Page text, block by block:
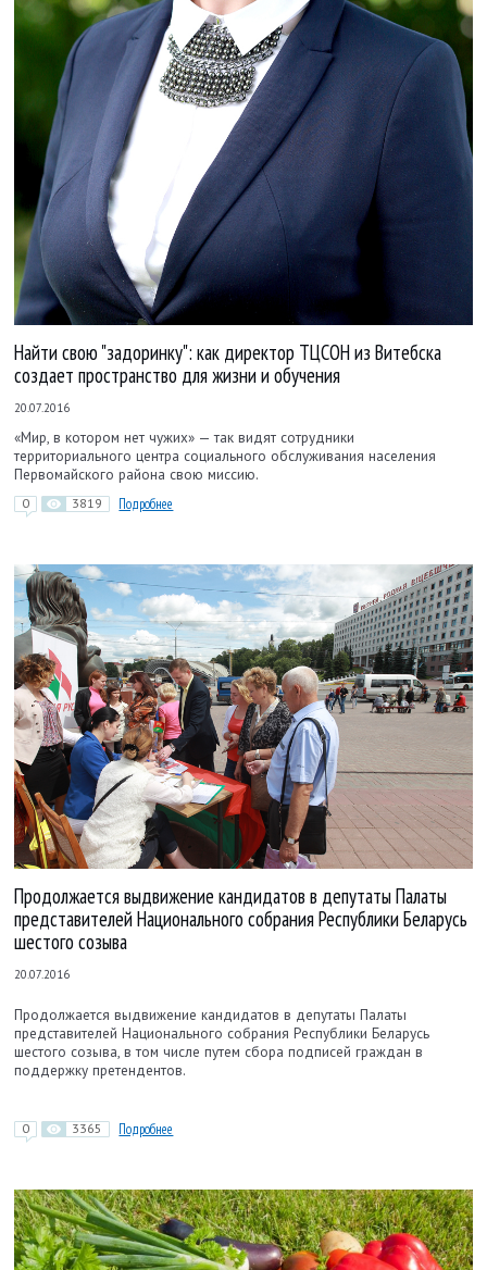
Найти свою "задоринку": как директор ТЦСОН из Витебска
создает пространство для жизни и обучения
20.07.2016
«Мир, в котором нет чужих» — так видят сотрудники
территориального центра социального обслуживания населения
Первомайского района свою миссию.
0 3819 Подробнее
Продолжается выдвижение кандидатов в депутаты Палаты
представителей Национального собрания Республики Беларусь
шестого созыва
20.07.2016
Продолжается выдвижение кандидатов в депутаты Палаты
представителей Национального собрания Республики Беларусь
шестого созыва, в том числе путем сбора подписей граждан в
поддержку претендентов.
0 3365 Подробнее